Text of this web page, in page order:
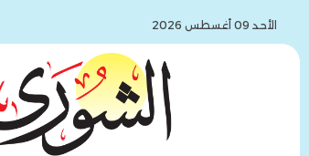
الأحد 09 أغسطس 2026